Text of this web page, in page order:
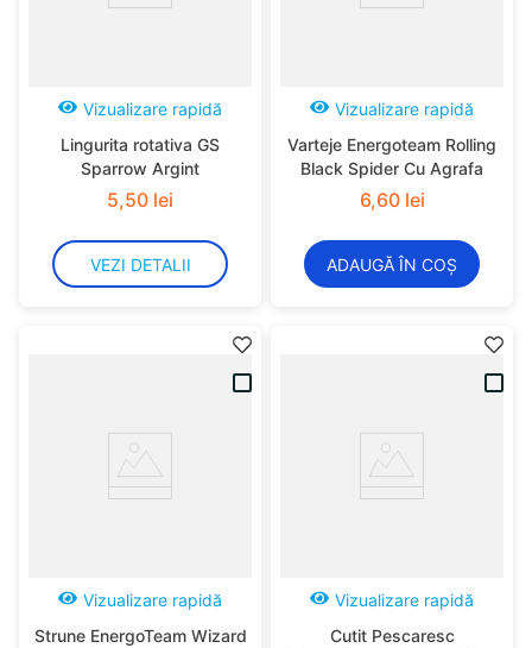
Vizualizare rapidă
Lingurita rotativa GS
Sparrow Argint
5,50 lei
VEZI DETALII
Vizualizare rapidă
Varteje Energoteam Rolling
Black Spider Cu Agrafa
6,60 lei
ADAUGĂ ÎN COȘ
Vizualizare rapidă
Strune EnergoTeam Wizard
Vizualizare rapidă
Cutit Pescaresc